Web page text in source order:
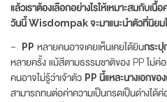
แล้วเราต้องเลือกอย่างไรให้เหมาะสมกับเนื้อ
วันนี้ Wisdompak จะมาแนะนำตัวที่นิยม
– PP หลายคนอาจเคยเห็นเคยได้ยินกระปุ
หลายครั้ง แม้สีตามธรรมชาติของ PP ไม่ค่
คนอาจไม่รู้ว่าเจ้าตัว PP นี้แหละนางเอกขอ
สามารถทนต่อค่าความเป็นกรดเป็นด่างได้